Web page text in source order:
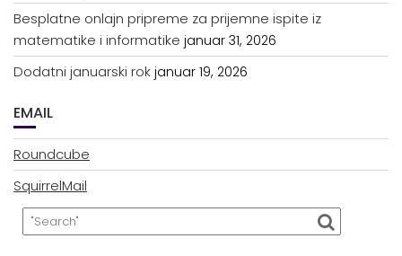
Besplatne onlajn pripreme za prijemne ispite iz
matematike i informatike januar 31, 2026
Dodatni januarski rok januar 19, 2026
EMAIL
Roundcube
SquirrelMail